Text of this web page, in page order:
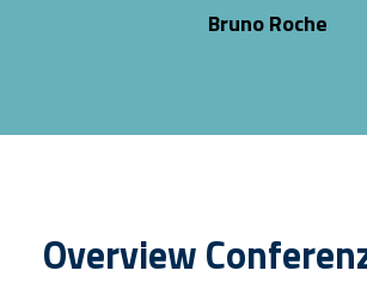
Bruno Roche
Overview